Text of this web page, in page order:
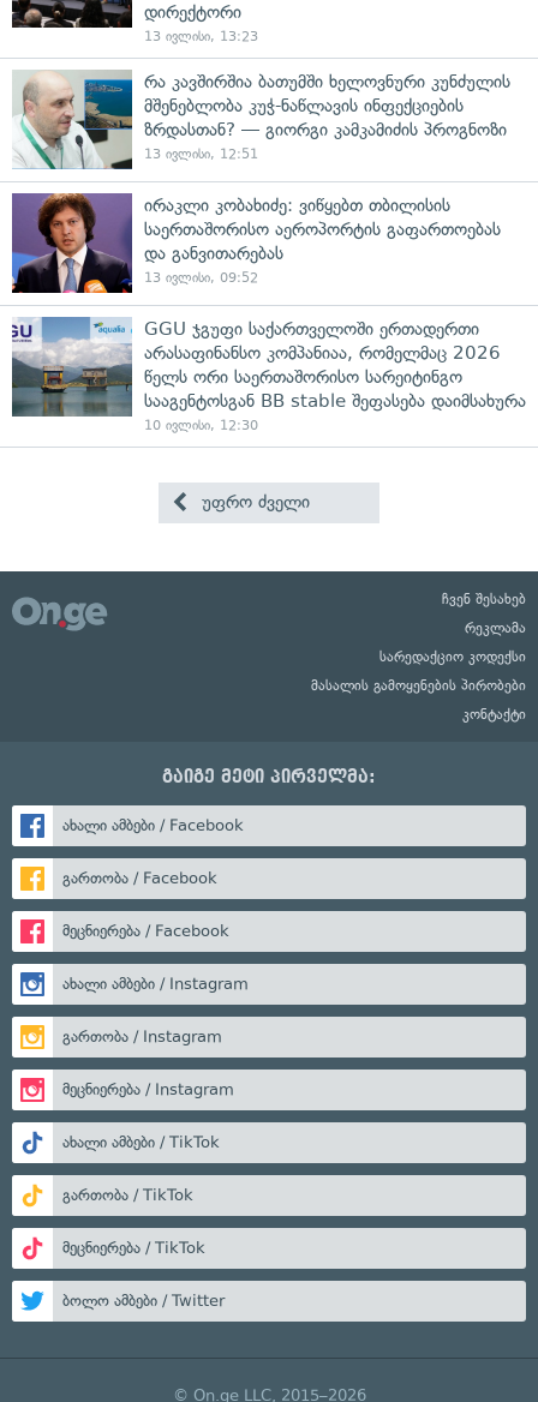
დირექტორი
13 ივლისი, 13:23
რა კავშირშია ბათუმში ხელოვნური კუნძულის
მშენებლობა კუჭ-ნაწლავის ინფექციების
ზრდასთან? — გიორგი კამკამიძის პროგნოზი
13 ივლისი, 12:51
ირაკლი კობახიძე: ვიწყებთ თბილისის
საერთაშორისო აეროპორტის გაფართოებას
და განვითარებას
13 ივლისი, 09:52
GGU ჯგუფი საქართველოში ერთადერთი
არასაფინანსო კომპანიაა, რომელმაც 2026
წელს ორი საერთაშორისო სარეიტინგო
სააგენტოსგან BB stable შეფასება დაიმსახურა
10 ივლისი, 12:30
უფრო ძველი
ჩვენ შესახებ
რეკლამა
სარედაქციო კოდექსი
მასალის გამოყენების პირობები
კონტაქტი
გაიგე მეტი პირველმა:
ახალი ამბები / Facebook
გართობა / Facebook
მეცნიერება / Facebook
ახალი ამბები / Instagram
გართობა / Instagram
მეცნიერება / Instagram
ახალი ამბები / TikTok
გართობა / TikTok
მეცნიერება / TikTok
ბოლო ამბები / Twitter
© On.ge LLC, 2015–2026